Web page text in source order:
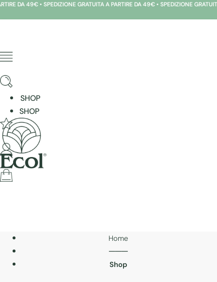
Skip
to
49€ • SPEDIZIONE GRATUITA A PARTIRE DA 49€ • SPEDIZIONE GRATUITA
SHOP
SHOP
Home
───
Shop